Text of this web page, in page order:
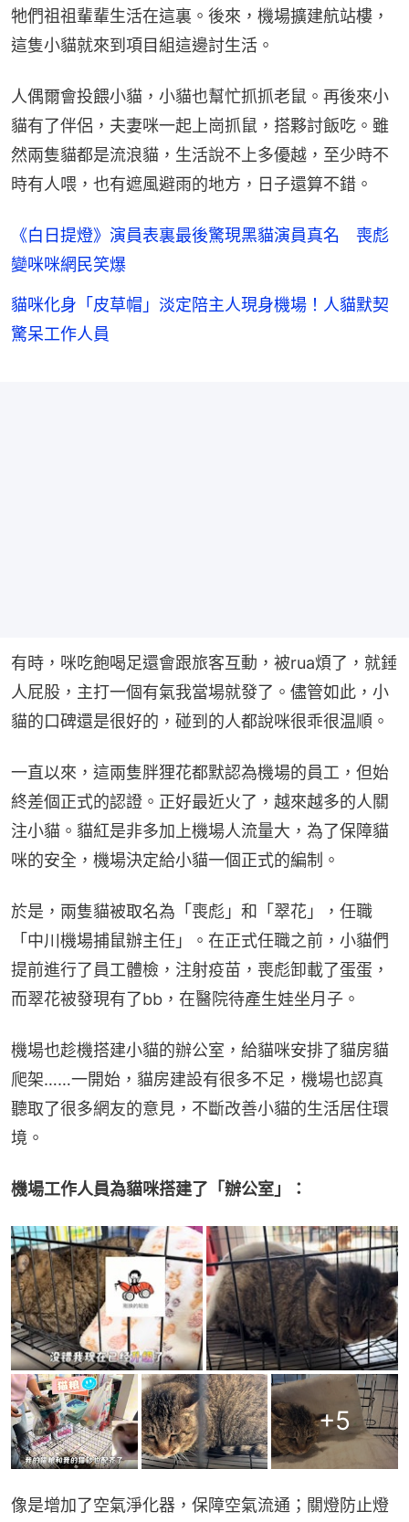
牠們祖祖輩輩生活在這裏。後來，機場擴建航站樓，
這隻小貓就來到項目組這邊討生活。
人偶爾會投餵小貓，小貓也幫忙抓抓老鼠。再後來小
貓有了伴侶，夫妻咪一起上崗抓鼠，搭夥討飯吃。雖
然兩隻貓都是流浪貓，生活說不上多優越，至少時不
時有人喂，也有遮風避雨的地方，日子還算不錯。
《白日提燈》演員表裏最後驚現黑貓演員真名 喪彪
變咪咪網民笑爆
貓咪化身「皮草帽」淡定陪主人現身機場！人貓默契
驚呆工作人員
有時，咪吃飽喝足還會跟旅客互動，被rua煩了，就錘
人屁股，主打一個有氣我當場就發了。儘管如此，小
貓的口碑還是很好的，碰到的人都說咪很乖很温順。
一直以來，這兩隻胖狸花都默認為機場的員工，但始
終差個正式的認證。正好最近火了，越來越多的人關
注小貓。貓紅是非多加上機場人流量大，為了保障貓
咪的安全，機場決定給小貓一個正式的編制。
於是，兩隻貓被取名為「喪彪」和「翠花」，任職
「中川機場捕鼠辦主任」。在正式任職之前，小貓們
提前進行了員工體檢，注射疫苗，喪彪卸載了蛋蛋，
而翠花被發現有了bb，在醫院待產生娃坐月子。
機場也趁機搭建小貓的辦公室，給貓咪安排了貓房貓
爬架……一開始，貓房建設有很多不足，機場也認真
聽取了很多網友的意見，不斷改善小貓的生活居住環
境。
機場工作人員為貓咪搭建了「辦公室」：
+5
像是增加了空氣淨化器，保障空氣流通；關燈防止燈